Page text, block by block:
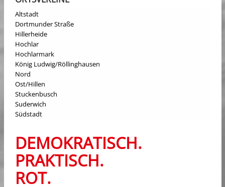
Altstadt
Dortmunder Straße
Hillerheide
Hochlar
Hochlarmark
König Ludwig/Röllinghausen
Nord
Ost/Hillen
Stuckenbusch
Suderwich
Südstadt
DEMOKRATISCH.
PRAKTISCH.
ROT.